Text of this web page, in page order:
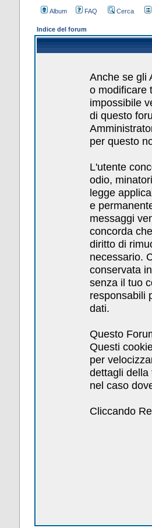
Album FAQ Cerca
Indice del forum
Anche se gli
o modificare
impossibile
di questo
per questo
L'utente
odio,
legge
e
messaggi
concorda
diritto di
necessario.
conservata
senza il tuo
responsabili
dati.
Questo
Questi
per
dettagli della
nel caso
Cliccando